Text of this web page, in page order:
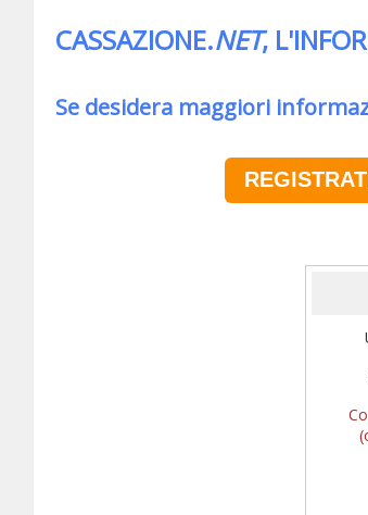
CASSAZIONE.NET,
Se desidera maggiori